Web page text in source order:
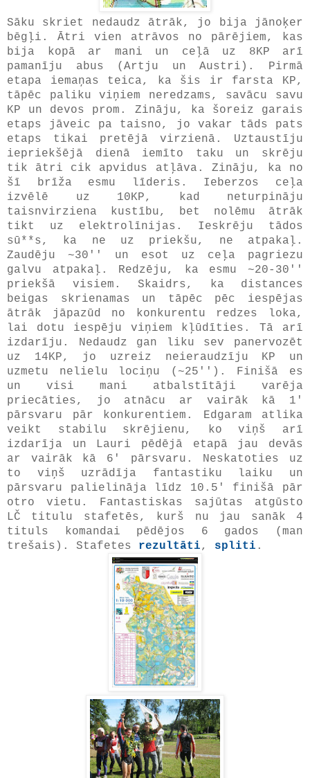
Sāku skriet nedaudz ātrāk, jo bija jānoķer
bēgļi. Ātri vien atrāvos no pārējiem, kas
bija kopā ar mani un ceļā uz 8KP arī
pamanīju abus (Artju un Austri). Pirmā
etapa iemaņas teica, ka šis ir farsta KP,
tāpēc paliku viņiem neredzams, savācu savu
KP un devos prom. Zināju, ka šoreiz garais
etaps jāveic pa taisno, jo vakar tāds pats
etaps tikai pretējā virzienā. Uztaustīju
iepriekšējā dienā iemīto taku un skrēju
tik ātri cik apvidus atļāva. Zināju, ka no
šī brīža esmu līderis. Ieberzos ceļa
izvēlē uz 10KP, kad neturpināju
taisnvirziena kustību, bet nolēmu ātrāk
tikt uz elektrolīnijas. Ieskrēju tādos
sū**s, ka ne uz priekšu, ne atpakaļ.
Zaudēju ~30'' un esot uz ceļa pagriezu
galvu atpakaļ. Redzēju, ka esmu ~20-30''
priekšā visiem. Skaidrs, ka distances
beigas skrienamas un tāpēc pēc iespējas
ātrāk jāpazūd no konkurentu redzes loka,
lai dotu iespēju viņiem kļūdīties. Tā arī
izdarīju. Nedaudz gan liku sev panervozēt
uz 14KP, jo uzreiz neieraudzīju KP un
uzmetu nelielu lociņu (~25''). Finišā es
un visi mani atbalstītāji varēja
priecāties, jo atnācu ar vairāk kā 1'
pārsvaru pār konkurentiem. Edgaram atlika
veikt stabilu skrējienu, ko viņš arī
izdarīja un Lauri pēdējā etapā jau devās
ar vairāk kā 6' pārsvaru. Neskatoties uz
to viņš uzrādīja fantastiku laiku un
pārsvaru palielināja līdz 10.5' finišā pār
otro vietu. Fantastiskas sajūtas atgūsto
LČ titulu stafetēs, kurš nu jau sanāk 4
tituls komandai pēdējos 6 gados (man
trešais). Stafetes rezultāti, spliti .